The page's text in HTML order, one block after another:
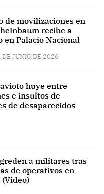
de movilizaciones en
recibe a
en Palacio Nacional
DE JUNIO DE 2026
huye entre
e insultos de
de desaparecidos
a militares tras
de operativos en